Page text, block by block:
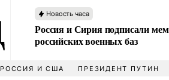
Новость часа
Россия и Сирия подписали
российских военных баз
РОССИЯ И США ПРЕЗИДЕНТ ПУТИН